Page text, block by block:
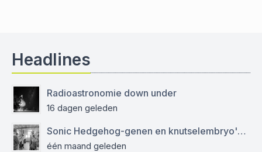
Headlines
Radioastronomie down under
16 dagen geleden
Sonic Hedgehog-genen en knutselembryo's: verslag bezoek aan Sanquin
één maand geleden